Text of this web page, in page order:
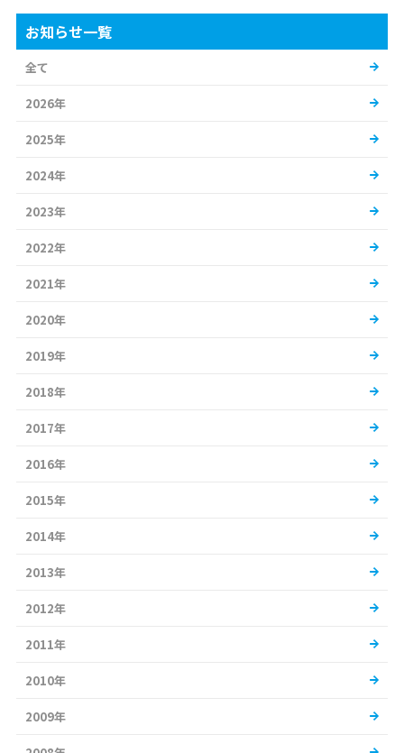
お知らせ一覧
全て
2026年
2025年
2024年
2023年
2022年
2021年
2020年
2019年
2018年
2017年
2016年
2015年
2014年
2013年
2012年
2011年
2010年
2009年